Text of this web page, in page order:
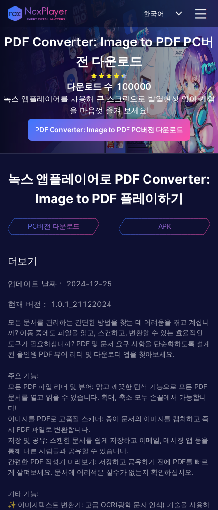
한국어
PDF Converter: Image to PDFPC버
전 다운로드
다운로드 수 100000
녹스 앱플레이어를 사용해 큰 스크린으로 발열현상 없이 게임
을 마음껏 즐겨 보세요!
PDF Converter: Image to PDF PC버전 다운로드
녹스 앱플레이어로 PDF Converter:
Image to PDF 플레이하기
PC버전 다운로드 APK
더보기
업데이트 날짜 : 2024-12-25
현재 버전 : 1.0.1_21122024
모든 문서를 관리하는 간단한 방법을 찾는 데 어려움을 겪고 계십니
까? 이동 중에도 파일을 읽고, 스캔하고, 변환할 수 있는 효율적인
도구가 필요하십니까? PDF 및 문서 요구 사항을 단순화하도록 설계
된 올인원 PDF 뷰어 리더 및 다운로더 앱을 찾아보세요.
주요 기능:
모든 PDF 파일 리더 및 뷰어: 맑고 깨끗한 탐색 기능으로 모든 PDF
문서를 열고 읽을 수 있습니다. 확대, 축소 모두 손끝에서 가능합니
다!
이미지를 PDF로 고품질 스캐너: 종이 문서의 이미지를 캡처하고 즉
시 PDF 파일로 변환합니다.
저장 및 공유: 스캔한 문서를 쉽게 저장하고 이메일, 메시징 앱 등을
통해 다른 사람들과 공유할 수 있습니다.
간편한 PDF 작성기 미리보기: 저장하고 공유하기 전에 PDF를 빠르
게 살펴보세요. 문서에 어리석은 실수가 없는지 확인하십시오.
기타 기능:
✨ 이미지텍스트 변환기: 고급 OCR(광학 문자 인식) 기술을 사용하